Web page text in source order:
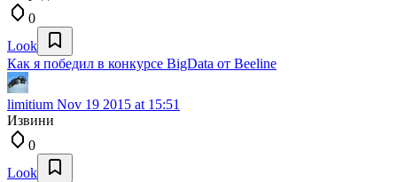
0
Look
Как я победил в конкурсе BigData от Beeline
limitium Nov 19 2015 at 15:51
Извини
0
Look